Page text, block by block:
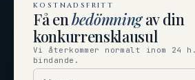
KOSTNADSFRITT
Få enbedömningav din
konkurrensklausul
Vi återkommer normalt inom 24
bindande.